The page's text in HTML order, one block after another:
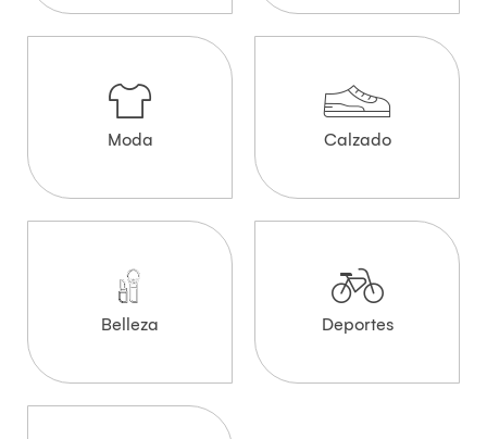
Moda Calzado
Belleza Deportes